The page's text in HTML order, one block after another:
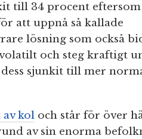
till 34 procent
att uppnå så kallade
lösning som också
och steg kraftigt
sjunkit till mer
av kol och står för över
av sin enorma